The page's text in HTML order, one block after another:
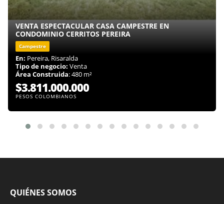
VENTA ESPECTACULAR CASA CAMPESTRE EN
CONDOMINIO CERRITOS PEREIRA
Campestre
En: Pereira, Risaralda
Tipo de negocio: Venta
Área Construida: 480 m²
$3.811.000.000
PESOS COLOMBIANOS
QUIÉNES SOMOS